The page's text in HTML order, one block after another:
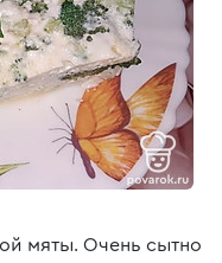
мяты. Очень сытно